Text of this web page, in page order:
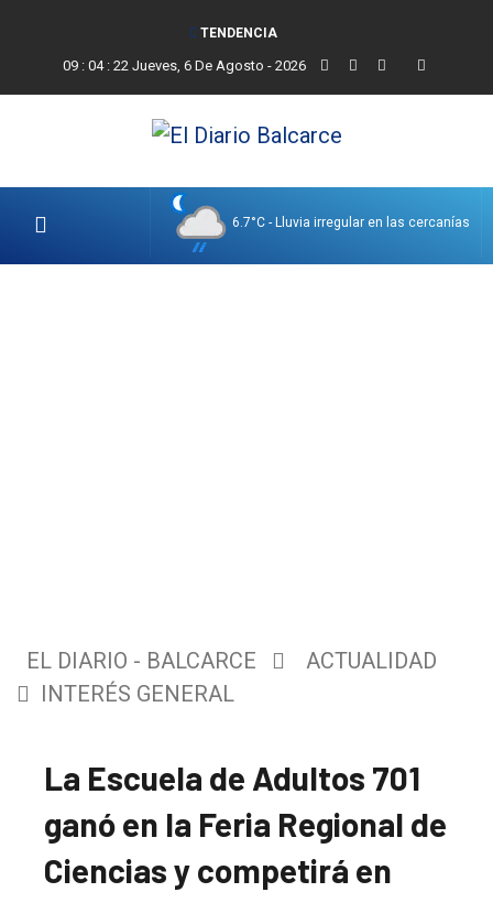
TENDENCIA
09: 04: 23 Jueves, 6 De Agosto - 2026
6.7°C - Lluvia irregular en las cercanías
EL DIARIO - BALCARCE
ACTUALIDAD
INTERÉS GENERAL
La Escuela de Adultos 701
ganó en la Feria Regional de
Ciencias y competirá en